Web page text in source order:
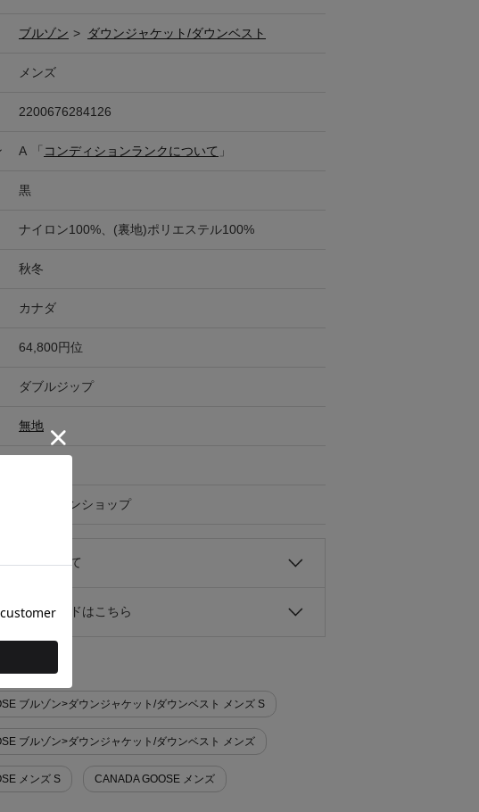
ブルゾン > ダウンジャケット/ダウンベスト
メンズ
2200676284126
A 「 コンディションランクについて 」
黒
ナイロン100%、(裏地)ポリエステル100%
秋冬
カナダ
64,800円位
ダブルジップ
無地
オンラインショップ
返品について
ご利用ガイドはこちら
ブルゾン>ダウンジャケット/ダウンベスト メンズ S
ブルゾン>ダウンジャケット/ダウンベスト メンズ
メンズ S CANADA GOOSE メンズ